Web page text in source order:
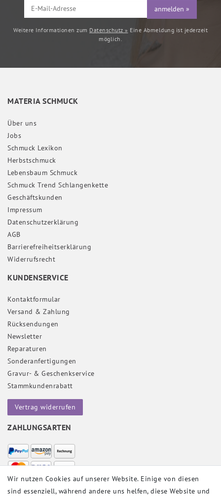
anmelden »
Weitere Informationen zum Datenschutz » Eine Abmeldung ist jederzeit
möglich.
MATERIA SCHMUCK
Über uns
Jobs
Schmuck Lexikon
Herbstschmuck
Lebensbaum Schmuck
Schmuck Trend Schlangenkette
Geschäftskunden
Impressum
Daten­schutz­erklärung
AGB
Barrierefreiheitserklärung
Widerrufs­recht
KUNDENSERVICE
Kontaktformular
Versand & Zahlung
Rücksendungen
Newsletter
Reparaturen
Sonderanfertigungen
Gravur- & Geschenkservice
Stammkundenrabatt
Vertrag widerrufen
ZAHLUNGSARTEN
Wir nutzen Cookies auf unserer Website. Einige von diesen
sind essenziell, während andere uns helfen, diese Website und